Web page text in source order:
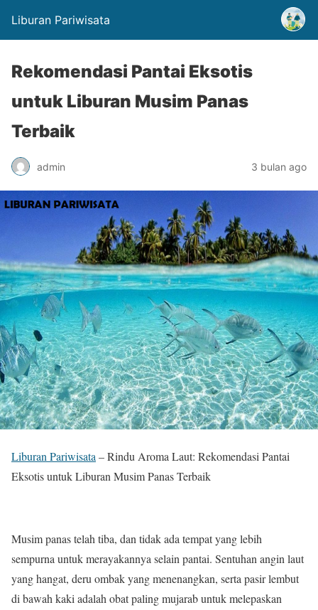
Liburan Pariwisata
Rekomendasi Pantai Eksotis
untuk Liburan Musim Panas
Terbaik
admin 3 bulan ago
Liburan Pariwisata – Rindu Aroma Laut: Rekomendasi Pantai
Eksotis untuk Liburan Musim Panas Terbaik
Musim panas telah tiba, dan tidak ada tempat yang lebih
sempurna untuk merayakannya selain pantai. Sentuhan angin laut
yang hangat, deru ombak yang menenangkan, serta pasir lembut
di bawah kaki adalah obat paling mujarab untuk melepaskan